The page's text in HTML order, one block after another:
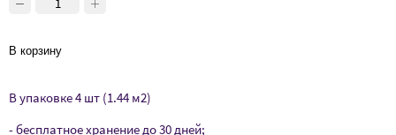
В корзину
В упаковке 4 шт (1.44 м2)
- бесплатное хранение до 30 дней;